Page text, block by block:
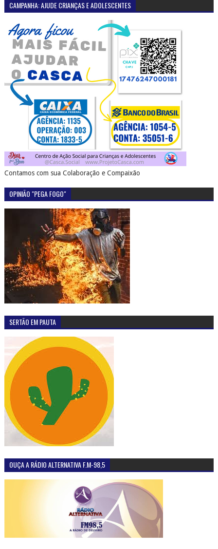
CAMPANHA: AJUDE CRIANÇAS E ADOLESCENTES
Contamos com sua Colaboração e Compaixão
OPINIÃO "PEGA FOGO"
SERTÃO EM PAUTA
OUÇA A RÁDIO ALTERNATIVA F.M-98,5